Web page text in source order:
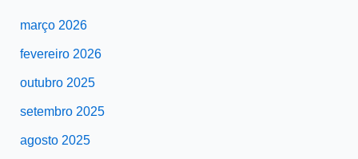
março 2026
fevereiro 2026
outubro 2025
setembro 2025
agosto 2025